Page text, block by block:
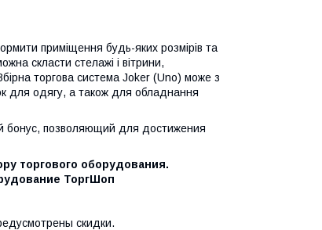
приміщення будь-яких розмірів та
скласти стелажі і вітрини,
торгова система Joker (Uno) може з
для одягу, а також для обладнання
бонус, позволяющий для достижения
торгового оборудования.
ТоргШоп
скидки.